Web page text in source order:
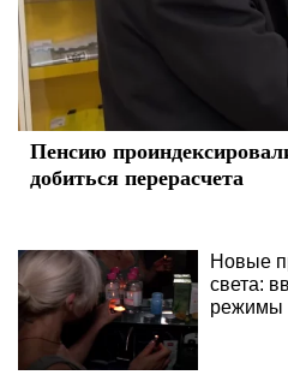
Пенсию
добиться перерасчета
Новые
света:
режимы